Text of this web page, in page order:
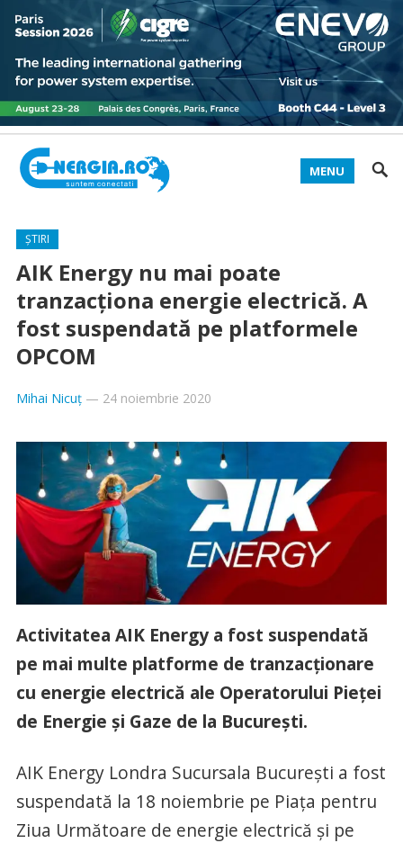
MENU
ȘTIRI
AIK Energy nu mai poate
tranzacționa energie electrică. A
fost suspendată pe platformele
OPCOM
Mihai Nicuț— 24 noiembrie 2020
Activitatea AIK Energy a fost suspendată
pe mai multe platforme de tranzacționare
cu energie electrică ale Operatorului Pieței
de Energie și Gaze de la București.
AIK Energy Londra Sucursala București a fost
suspendată la 18 noiembrie pe Piața pentru
Ziua Următoare de energie electrică și pe